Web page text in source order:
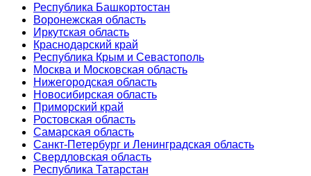
Республика Башкортостан
Воронежская область
Иркутская область
Краснодарский край
Республика Крым и Севастополь
Москва и Московская область
Нижегородская область
Новосибирская область
Приморский край
Ростовская область
Самарская область
Санкт-Петербург и Ленинградская область
Свердловская область
Республика Татарстан